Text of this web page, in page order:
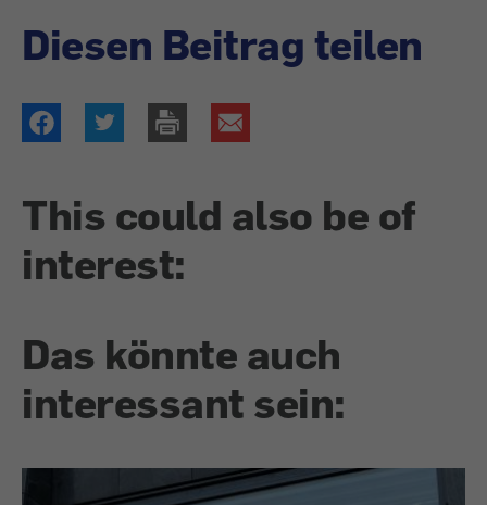
Diesen Beitrag teilen
This could also be of
interest:
Das könnte auch
interessant sein: